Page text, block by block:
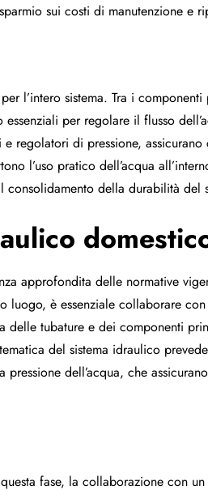
sui costi di manutenzione e
l’intero sistema. Tra i
per regolare il flusso
regolatori di pressione,
l’uso pratico dell’acqua
della durabilità del
approfondita delle normative
luogo, è essenziale collaborare
delle tubature e dei componenti
del sistema idraulico
dell’acqua, che
fase, la collaborazione con